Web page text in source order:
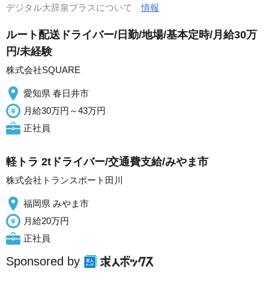
デジタル大辞泉プラスについて情報
ルート配送ドライバー/日勤/地場/基本定時/月給30万
円/未経験
株式会社SQUARE
愛知県 春日井市
月給30万円～43万円
正社員
軽トラ 2tドライバー/交通費支給/みやま市
株式会社トランスポート田川
福岡県 みやま市
月給20万円
正社員
Sponsored by